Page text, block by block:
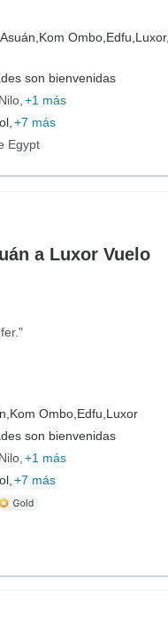
Asuán, Kom Ombo, Edfu, Luxor,
son bienvenidas
+1 más
+7 más
Egypt
a Luxor Vuelo
Kom Ombo, Edfu, Luxor
son bienvenidas
+1 más
+7 más